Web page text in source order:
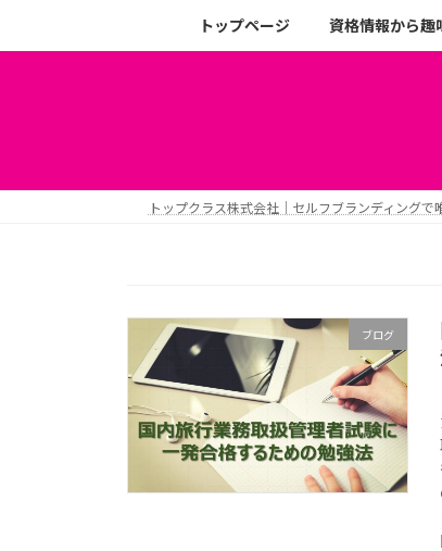
トップページ 資格情報から趣
トップクラス株式会社｜セルフブランディング
ブログ